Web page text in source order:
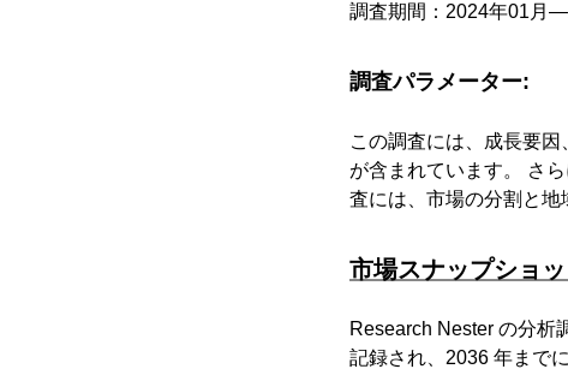
調査期間：2024年01月
調査パラメーター:
この調査には、成長要
が含まれています。 さ
査には、市場の分割と地
市場スナップショッ
Research Nester の分析
記録され、2036 年まで